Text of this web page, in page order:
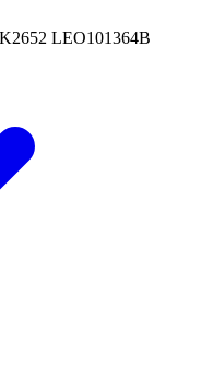
LEO101364B